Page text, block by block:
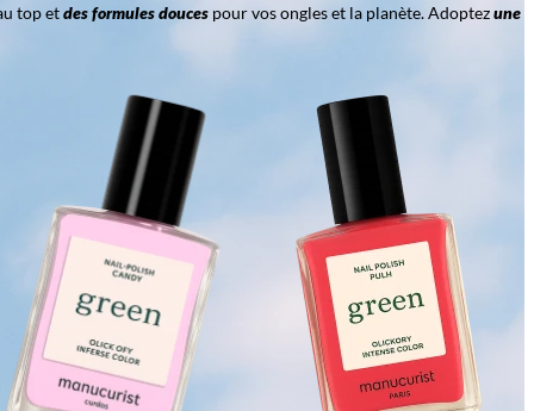
top etdes formules doucespour vos ongles et la planète. Adoptezune